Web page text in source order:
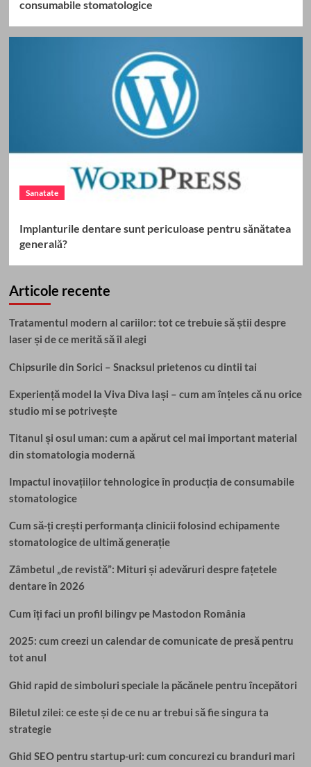
consumabile stomatologice
Sanatate
Implanturile dentare sunt periculoase pentru sănătatea
generală?
Articole recente
Tratamentul modern al cariilor: tot ce trebuie să știi despre
laser și de ce merită să îl alegi
Chipsurile din Sorici – Snacksul prietenos cu dintii tai
Experiență model la Viva Diva Iași – cum am înțeles că nu orice
studio mi se potrivește
Titanul și osul uman: cum a apărut cel mai important material
din stomatologia modernă
Impactul inovațiilor tehnologice în producția de consumabile
stomatologice
Cum să-ți crești performanța clinicii folosind echipamente
stomatologice de ultimă generație
Zâmbetul „de revistă”: Mituri și adevăruri despre fațetele
dentare în 2026
Cum îți faci un profil bilingv pe Mastodon România
2025: cum creezi un calendar de comunicate de presă pentru
tot anul
Ghid rapid de simboluri speciale la păcănele pentru începători
Biletul zilei: ce este și de ce nu ar trebui să fie singura ta
strategie
Ghid SEO pentru startup-uri: cum concurezi cu branduri mari